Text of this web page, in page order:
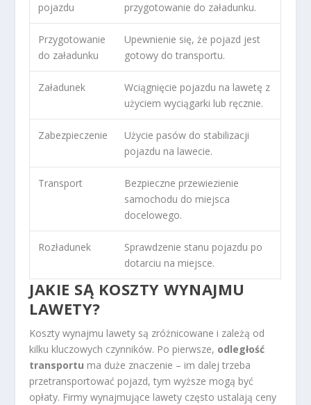
pojazdu
przygotowanie do załadunku.
Przygotowanie
do załadunku
Upewnienie się, że pojazd jest
gotowy do transportu.
Załadunek
Wciągnięcie pojazdu na lawetę z
użyciem wyciągarki lub ręcznie.
Zabezpieczenie
Użycie pasów do stabilizacji
pojazdu na lawecie.
Transport
Bezpieczne przewiezienie
samochodu do miejsca
docelowego.
Rozładunek
Sprawdzenie stanu pojazdu po
dotarciu na miejsce.
JAKIE SĄ KOSZTY WYNAJMU
LAWETY?
Koszty wynajmu lawety są zróżnicowane i zależą od
kilku kluczowych czynników. Po pierwsze, odległość
transportu ma duże znaczenie – im dalej trzeba
przetransportować pojazd, tym wyższe mogą być
opłaty. Firmy wynajmujące lawety często ustalają ceny